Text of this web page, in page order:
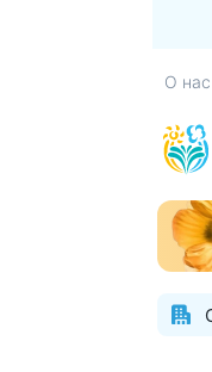
О нас